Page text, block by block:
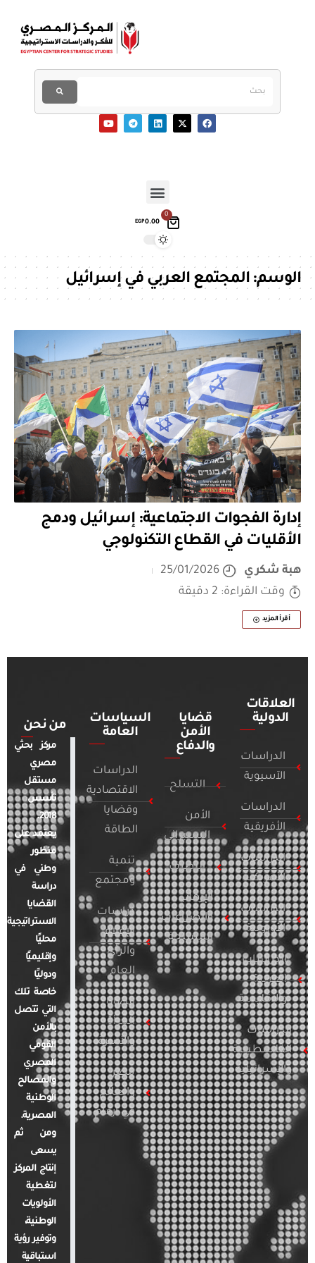
0
EGP0.00
الوسم:المجتمع العربي في إسرائيل
إدارة الفجوات الاجتماعية: إسرائيل ودمج
الأقليات في القطاع التكنولوجي
هبة شكري
25/01/2026
وقت القراءة: 2 دقيقة
أقرأ المزيد
العلاقات
الدولية
الدراسات
الآسيوية
الدراسات
الأفريقية
الدراسات
الأمريكية
الدراسات
الأوروبية
الدراسات
العربية
والإقليمية
الدراسات
الفلسطينية
والإسرائيلية
قضايا
الأمن
والدفاع
التسلح
الأمن
السيبراني
التطرف
الإرهاب
والصراعات
المسلحة
السياسات
العامة
الدراسات
الاقتصادية
وقضايا
الطاقة
تنمية
ومجتمع
دراسات
الإعلام
والرأي
العام
قضايا
المرأة
والأسرة
مصر
والعالم
في أرقام
من نحن
مركز بحثي
مصري
مستقل
تأسس
2018.
يعتمد على
منظور
وطني في
دراسة
القضايا
الاستراتيجية
محليًا
وإقليميًا
ودوليًا
خاصة تلك
التي تتصل
بالأمن
القومي
المصري
والمصالح
الوطنية
المصرية.
ومن ثم
يسعى
إنتاج المركز
لتغطية
الأولويات
الوطنية،
وتوفير رؤية
استباقية